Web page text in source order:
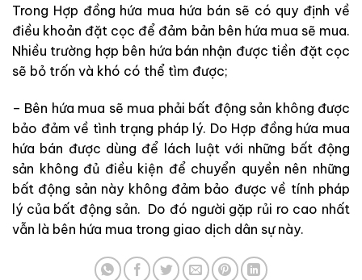
Trong Hợp đồng hứa mua hứa bán sẽ có quy định về
điều khoản đặt cọc để đảm bản bên hứa mua sẽ mua.
Nhiều trường hợp bên hứa bán nhận được tiền đặt cọc
sẽ bỏ trốn và khó có thể tìm được;
– Bên hứa mua sẽ mua phải bất động sản không được
bảo đảm về tình trạng pháp lý. Do Hợp đồng hứa mua
hứa bán được dùng để lách luật với những bất động
sản không đủ điều kiện để chuyển quyền nên những
bất động sản này không đảm bảo được về tính pháp
lý của bất động sản. Do đó người gặp rủi ro cao nhất
vẫn là bên hứa mua trong giao dịch dân sự này.